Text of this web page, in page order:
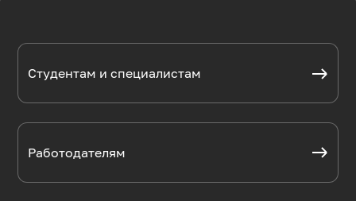
Студентам и специалистам
Работодателям